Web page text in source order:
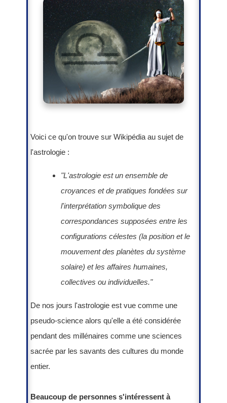
Voici ce qu'on trouve sur Wikipédia au sujet de
l'astrologie :
"L'astrologie est un ensemble de
croyances et de pratiques fondées sur
l'interprétation symbolique des
correspondances supposées entre les
configurations célestes (la position et le
mouvement des planètes du système
solaire) et les affaires humaines,
collectives ou individuelles."
De nos jours l'astrologie est vue comme une
pseudo-science alors qu'elle a été considérée
pendant des millénaires comme une sciences
sacrée par les savants des cultures du monde
entier.
Beaucoup de personnes s'intéressent à